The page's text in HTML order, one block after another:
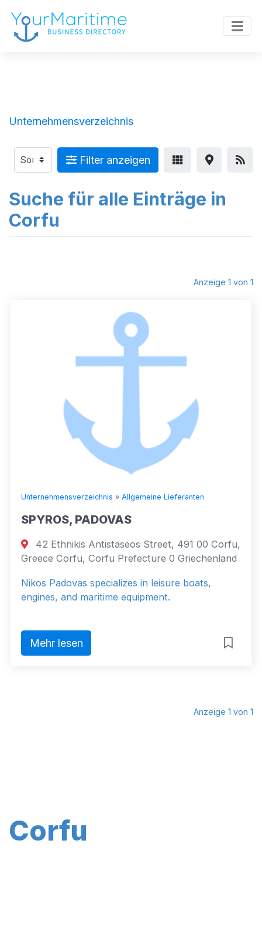
Unternehmensverzeichnis
Filter anzeigen
Suche für alle Einträge in
Corfu
Anzeige 1 von 1
Unternehmensverzeichnis » Allgemeine Lieferanten
SPYROS, PADOVAS
42 Ethnikis Antistaseos Street, 491 00 Corfu,
Greece Corfu, Corfu Prefecture 0 Griechenland
Nikos Padovas specializes in leisure boats,
engines, and maritime equipment.
Mehr lesen
Anzeige 1 von 1
Corfu